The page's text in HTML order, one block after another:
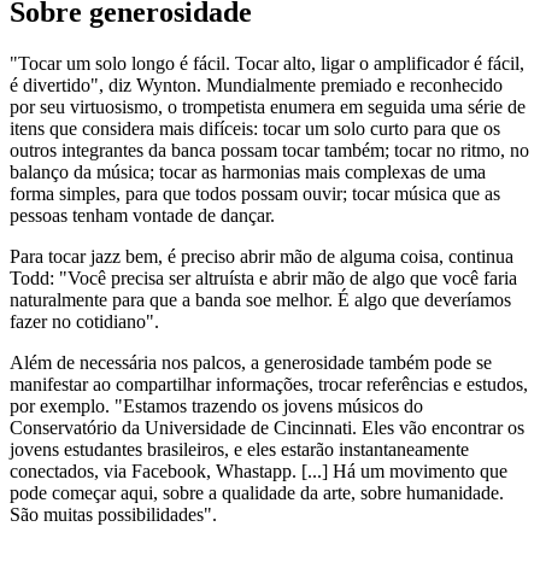
Sobre generosidade
"Tocar um solo longo é fácil. Tocar alto, ligar o amplificador é fácil,
é divertido", diz Wynton. Mundialmente premiado e reconhecido
por seu virtuosismo, o trompetista enumera em seguida uma série de
itens que considera mais difíceis: tocar um solo curto para que os
outros integrantes da banca possam tocar também; tocar no ritmo, no
balanço da música; tocar as harmonias mais complexas de uma
forma simples, para que todos possam ouvir; tocar música que as
pessoas tenham vontade de dançar.
Para tocar jazz bem, é preciso abrir mão de alguma coisa, continua
Todd: "Você precisa ser altruísta e abrir mão de algo que você faria
naturalmente para que a banda soe melhor. É algo que deveríamos
fazer no cotidiano".
Além de necessária nos palcos, a generosidade também pode se
manifestar ao compartilhar informações, trocar referências e estudos,
por exemplo. "Estamos trazendo os jovens músicos do
Conservatório da Universidade de Cincinnati. Eles vão encontrar os
jovens estudantes brasileiros, e eles estarão instantaneamente
conectados, via Facebook, Whastapp. [...] Há um movimento que
pode começar aqui, sobre a qualidade da arte, sobre humanidade.
São muitas possibilidades".